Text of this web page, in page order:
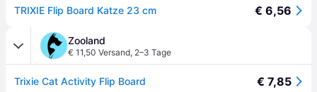
TRIXIE Flip Board Katze 23 cm € 6,56
Zooland
€ 11,50 Versand, 2–3 Tage
Trixie Cat Activity Flip Board € 7,85